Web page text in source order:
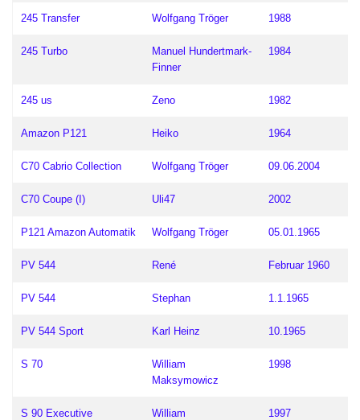
245 Transfer Wolfgang Tröger 1988
245 Turbo
Manuel Hundertmark-
Finner
1984
245 us Zeno 1982
Amazon P121 Heiko 1964
C70 Cabrio Collection Wolfgang Tröger 09.06.2004
C70 Coupe (I) Uli47 2002
P121 Amazon Automatik Wolfgang Tröger 05.01.1965
PV 544 René Februar 1960
PV 544 Stephan 1.1.1965
PV 544 Sport Karl Heinz 10.1965
S 70
William
Maksymowicz
1998
S 90 Executive
William
1997